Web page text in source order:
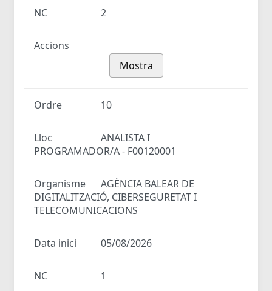
NC 2
Accions
Mostra
Ordre 10
Lloc
ANALISTA I
PROGRAMADOR/A - F00120001
Organisme
AGÈNCIA BALEAR DE
DIGITALITZACIÓ, CIBERSEGURETAT I
TELECOMUNICACIONS
Data inici 05/08/2026
NC 1